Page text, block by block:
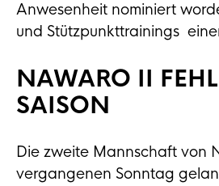
Anwesenheit nominiert
und Stützpunkttrainings
NAWARO II
SAISON
Die zweite Mannschaft von
vergangenen Sonntag